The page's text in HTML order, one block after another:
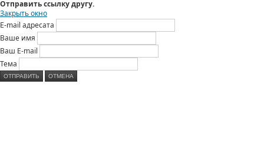
Отправить ссылку другу.
Закрыть окно
E-mail адресата
Ваше имя
Ваш E-mail
Тема
ОТПРАВИТЬ ОТМЕНА